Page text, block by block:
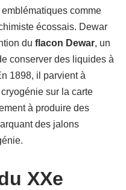
comme
écossais. Dewar
du flacon Dewar, un
conserver des liquides à
1898, il parvient à
sur la carte
à produire des
des jalons
XXe